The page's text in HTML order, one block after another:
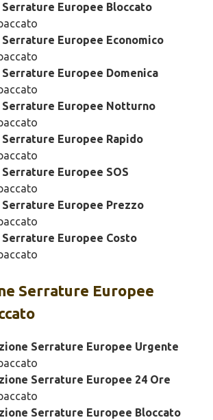
Serrature Europee Bloccato
Serrature Europee Economico
Serrature Europee Domenica
Serrature Europee Notturno
Serrature Europee Rapido
Serrature Europee SOS
Serrature Europee Prezzo
Serrature Europee Costo
Serrature Europee
Serrature Europee Urgente
Serrature Europee 24 Ore
Serrature Europee Bloccato